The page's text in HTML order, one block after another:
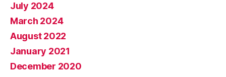
July 2024
March 2024
August 2022
January 2021
December 2020